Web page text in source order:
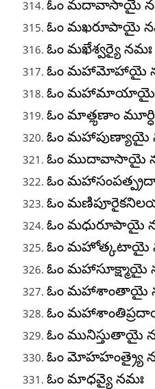
ఓం మదావాసాయై
ఓం మఖరూపాయై
ఓం మఖేశ్వర్యై నమః
ఓం మహామోహాయై
ఓం మహామాయాయై
ఓం మాతౢణాం
ఓం మహాపుణ్యాయై
ఓం ముదావాసాయై
ఓం
ఓం
ఓం మధురూపాయై
ఓం మహోత్కటాయై
ఓం మహాసూక్ష్మాయై
ఓం మహాశాంతాయై
ఓం
ఓం మునిస్తుతాయై
ఓం మోహహంత్ర్యై
ఓం మాధవ్యై నమః